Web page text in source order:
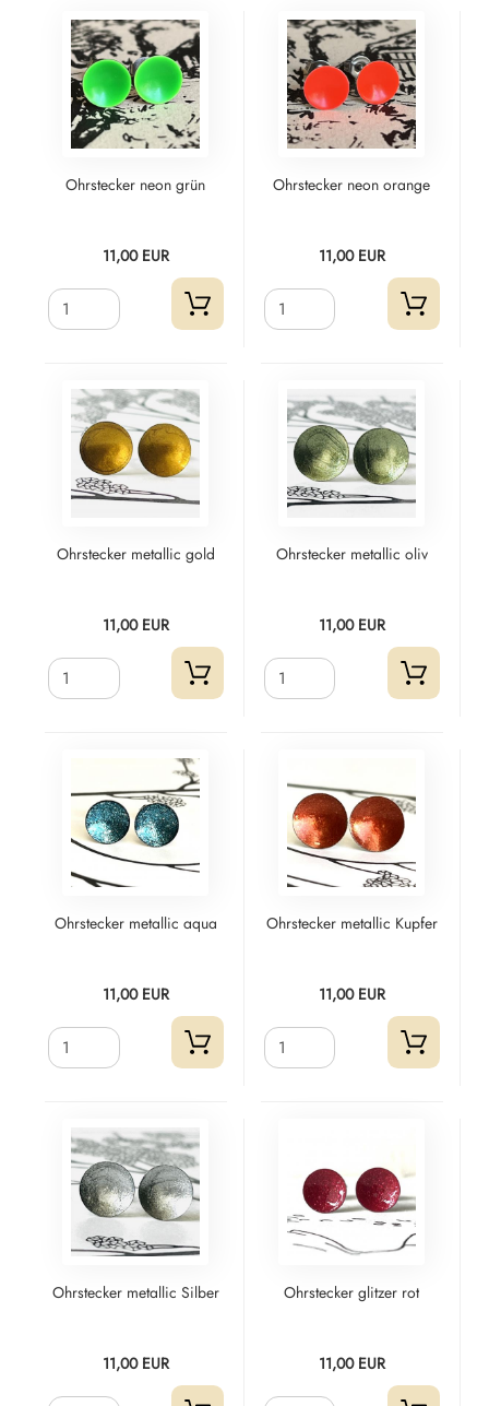
Ohrstecker neon grün
11,00 EUR
Ohrstecker neon orange
11,00 EUR
Ohrstecker metallic gold
11,00 EUR
Ohrstecker metallic oliv
11,00 EUR
Ohrstecker metallic aqua
11,00 EUR
Ohrstecker metallic Kupfer
11,00 EUR
Ohrstecker metallic Silber
11,00 EUR
Ohrstecker glitzer rot
11,00 EUR